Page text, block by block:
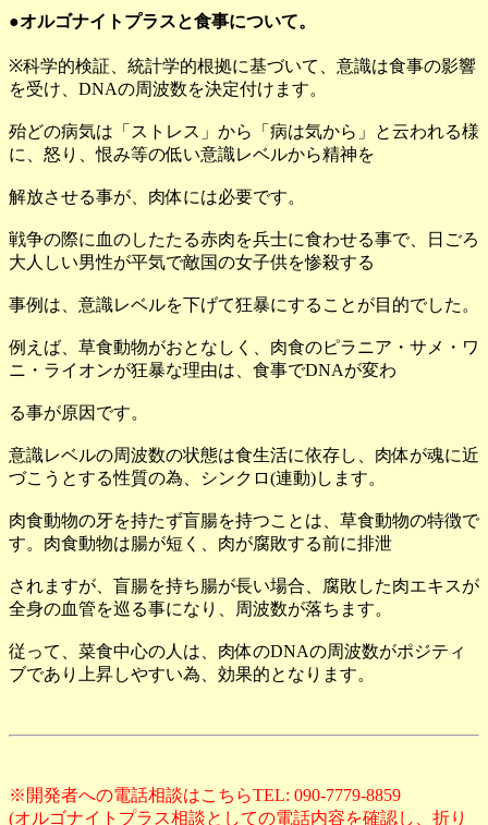
●オルゴナイトプラスと食事について。
※科学的検証、統計学的根拠に基づいて、意識は食事の影響
を受け、DNAの周波数を決定付けます。
殆どの病気は「ストレス」から「病は気から」と云われる様
に、怒り、恨み等の低い意識レベルから精神を
解放させる事が、肉体には必要です。
戦争の際に血のしたたる赤肉を兵士に食わせる事で、日ごろ
大人しい男性が平気で敵国の女子供を惨殺する
事例は、意識レベルを下げて狂暴にすることが目的でした。
例えば、草食動物がおとなしく、肉食のピラニア・サメ・ワ
ニ・ライオンが狂暴な理由は、食事でDNAが変わ
る事が原因です。
意識レベルの周波数の状態は食生活に依存し、肉体が魂に近
づこうとする性質の為、シンクロ(連動)します。
肉食動物の牙を持たず盲腸を持つことは、草食動物の特徴で
す。肉食動物は腸が短く、肉が腐敗する前に排泄
されますが、盲腸を持ち腸が長い場合、腐敗した肉エキスが
全身の血管を巡る事になり、周波数が落ちます。
従って、菜食中心の人は、肉体のDNAの周波数がポジティ
ブであり上昇しやすい為、効果的となります。
※開発者への電話相談はこちらTEL: 090-7779-8859
(オルゴナイトプラス相談としての電話内容を確認し、折り